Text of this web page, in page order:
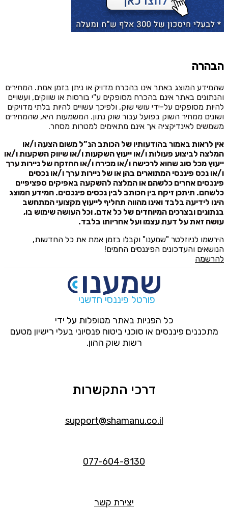
הבהרה
שהמידע המוצג באתר אינו בהכרח מדויק או ניתן בזמן אמת. המחירים
והנתונים באתר אינם בהכרח מסופקים ע"י בורסות או שווקים, ועשויים
להיות מסופקים על-ידי עושי שוק, ולפיכך עשויים להיות בלתי מדויקים
ושונים ממחיר השוק בפועל עבור שוק נתון. המשמעות היא, שהמחירים
משמשים לאינדיקציה אך אינם מתאימים למטרות מסחר.
אין לראות באמור בהודעותיו של הכותב הנ”ל משום הצעה ו/או
המלצה לביצוע פעולות ו/או ייעוץ השקעות ו/או שיווק השקעות ו/או
ייעוץ מכל סוג שהוא לרכישה ו/או מכירה ו/או החזקה של ניירות ערך
ו/או נכס פיננסי המתוארים בהן או של ניירות ערך ו/או נכסים
פיננסים אחרים כלשהם או המלצה להשקעה באפיקים ספציפיים
כלשהם. תיתכן זיקה בין הכותב לבין נכסים פיננסים. המידע המוצג
הינו לידיעה בלבד ואינו מהווה תחליף לייעוץ מקצועי המתחשב
בנתונים ובצרכים המיוחדים של כל אדם, וכל העושה שימוש בו,
עושה זאת על דעת עצמו ועל אחריותו בלבד.
הירשמו לניוזלטר "שמענו" וקבלו בזמן אמת את כל החדשות,
הנושאים והעדכונים הפיננסים החמים!
להרשמה
פורטל פיננסי חדשני
כל הפניות באתר מטופלות על ידי
מתכננים פיננסים או סוכני ביטוח פנסיוני בעלי רישיון מטעם
רשות שוק ההון.
דרכי התקשרות
support@shamanu.co.il
077-604-8130
יצירת קשר